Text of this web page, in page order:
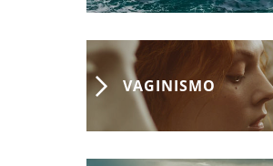
VAGINISMO